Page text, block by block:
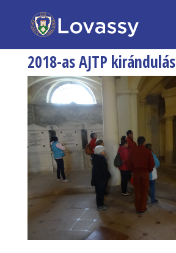
2018-as AJTP kirándulás